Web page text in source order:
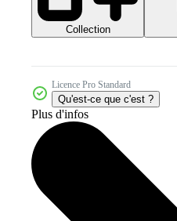
Collection
Licence Pro Standard
Qu'est-ce que c'est ?
Plus d'infos